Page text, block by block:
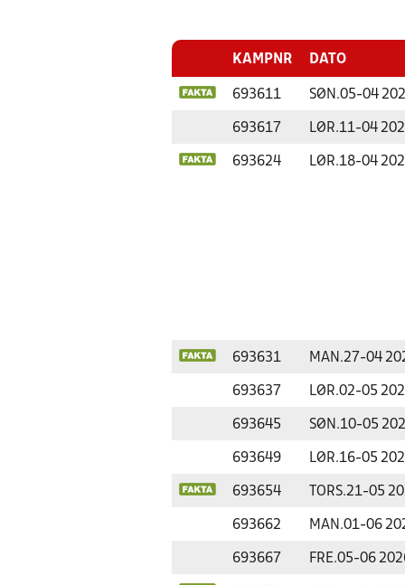
KAMPNR DATO
693611 SØN.05-04
693617 LØR.11-04
693624 LØR.18-04
693631 MAN.27-04
693637 LØR.02-05
693645 SØN.10-05
693649 LØR.16-05
693654 TORS.21-05
693662 MAN.01-06
693667 FRE.05-06